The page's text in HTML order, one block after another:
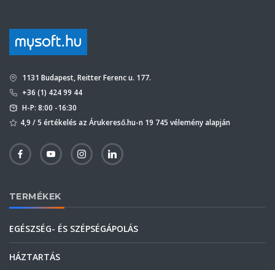
1131 Budapest, Reitter Ferenc u. 177.
+36 (1) 424 99 44
H-P: 8:00 -16:30
4,9 / 5 értékelés az Árukereső.hu-n 19 745 vélemény alapján
TERMÉKEK
EGÉSZSÉG- ÉS SZÉPSÉGÁPOLÁS
HÁZTARTÁS